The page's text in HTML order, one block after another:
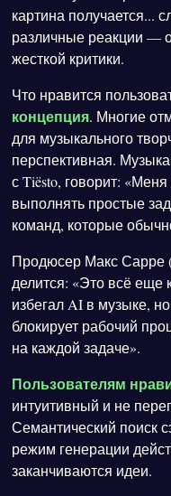
картина получается...
различные реакции —
жесткой критики.
Что нравится
концепция. Многие
для музыкального
перспективная.
с Tiësto, говорит:
выполнять простые
команд, которые
Продюсер Макс Сарре
делится: «Это всё еще
избегал AI в музыке,
блокирует рабочий
на каждой задаче».
Пользователям
интуитивный и не
Семантический поиск
режим генерации
заканчиваются идеи.